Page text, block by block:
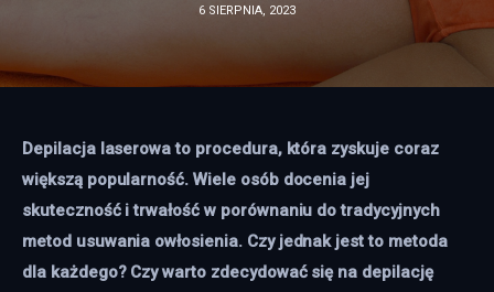
6 SIERPNIA, 2023
Depilacja laserowa to procedura, która zyskuje coraz
większą popularność. Wiele osób docenia jej
skuteczność i trwałość w porównaniu do tradycyjnych
metod usuwania owłosienia. Czy jednak jest to metoda
dla każdego? Czy warto zdecydować się na depilację